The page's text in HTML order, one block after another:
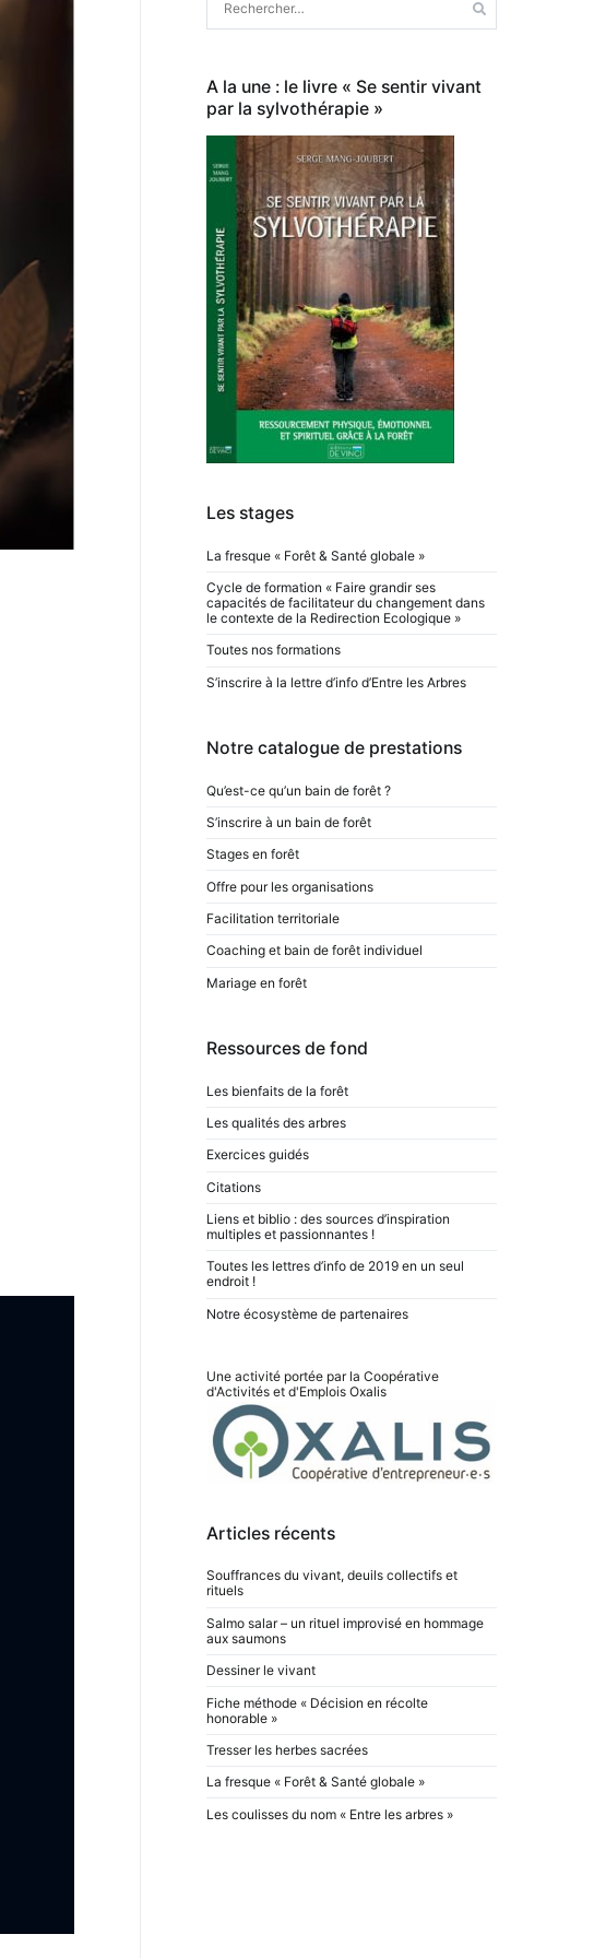
A la une : le livre « Se sentir vivant
par la sylvothérapie »
Les stages
La fresque « Forêt & Santé globale »
Cycle de formation « Faire grandir ses
capacités de facilitateur du changement dans
le contexte de la Redirection Ecologique »
Toutes nos formations
S’inscrire à la lettre d’info d’Entre les Arbres
Notre catalogue de prestations
Qu’est-ce qu’un bain de forêt ?
S’inscrire à un bain de forêt
Stages en forêt
Offre pour les organisations
Facilitation territoriale
Coaching et bain de forêt individuel
Mariage en forêt
Ressources de fond
Les bienfaits de la forêt
Les qualités des arbres
Exercices guidés
Citations
Liens et biblio : des sources d’inspiration
multiples et passionnantes !
Toutes les lettres d’info de 2019 en un seul
endroit !
Notre écosystème de partenaires
Une activité portée par la Coopérative
d'Activités et d'EmploisOxalis
Articles récents
Souffrances du vivant, deuils collectifs et
rituels
Salmo salar – un rituel improvisé en hommage
aux saumons
Dessiner le vivant
Fiche méthode « Décision en récolte
honorable »
Tresser les herbes sacrées
La fresque « Forêt & Santé globale »
Les coulisses du nom « Entre les arbres »